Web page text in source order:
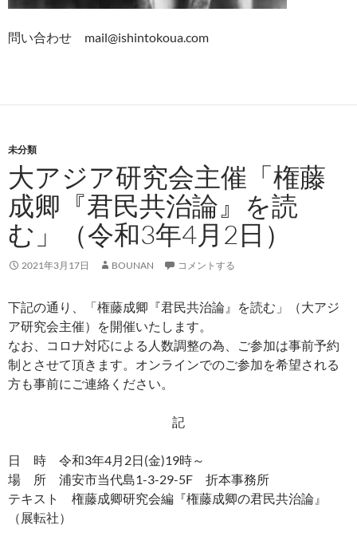
問い合わせ mail@ishintokoua.com
未分類
大アジア研究会主催「権藤
成卿『君民共治論』を読
む」（令和3年4月2日）
2021年3月17日 BOUNAN コメントする
下記の通り、「権藤成卿『君民共治論』を読む」（大アジ
ア研究会主催）を開催いたします。
なお、コロナ対応による人数調整の為、ご参加は事前予約
制とさせて頂きます。オンラインでのご参加を希望される
方も事前にご連絡ください。
記
日 時 令和3年4月2日(金)19時～
場 所 浦安市当代島1-3-29-5F 折本事務所
テキスト 権藤成卿研究会編『権藤成卿の君民共治論』
（展転社）